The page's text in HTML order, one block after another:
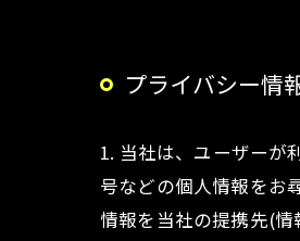
プライバシー情
1. 当社は、ユーザーが
号などの個人情報をお
情報を当社の提携先(情